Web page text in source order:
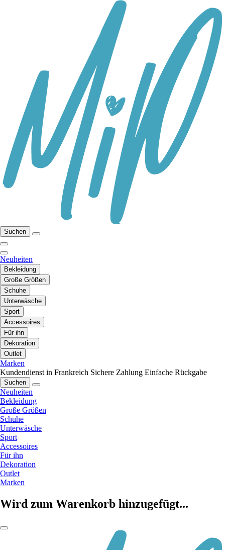
Suchen
Neuheiten
Bekleidung
Große Größen
Schuhe
Unterwäsche
Sport
Accessoires
Für ihn
Dekoration
Outlet
Marken
Kundendienst in Frankreich Sichere Zahlung Einfache Rückgabe
Suchen
Neuheiten
Bekleidung
Große Größen
Schuhe
Unterwäsche
Sport
Accessoires
Für ihn
Dekoration
Outlet
Marken
Wird zum Warenkorb hinzugefügt...